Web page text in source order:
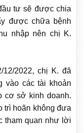
tư sẽ được chia
được chữa bệnh
nhập nên chị K.
2022, chị K. đã
vào các tài khoản
cơ sở kinh doanh.
trì hoãn không đưa
tham quan như lời